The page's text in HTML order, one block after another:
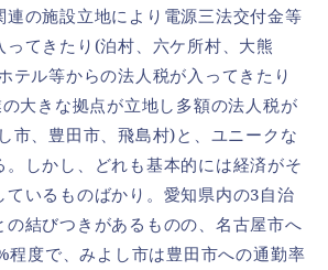
連の施設立地により電源三法交付金等
てきたり(泊村、六ケ所村、大熊
テル等からの法人税が入ってきたり
大きな拠点が立地し多額の法人税が
市、豊田市、飛島村)と、ユニークな
。しかし、どれも基本的には経済がそ
ているものばかり。愛知県内の3自治
の結びつきがあるものの、名古屋市へ
程度で、みよし市は豊田市への通勤率